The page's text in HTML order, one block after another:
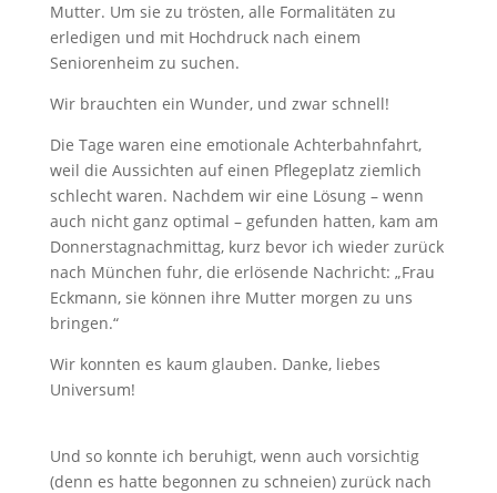
Mutter. Um sie zu trösten, alle Formalitäten zu
erledigen und mit Hochdruck nach einem
Seniorenheim zu suchen.
Wir brauchten ein Wunder, und zwar schnell!
Die Tage waren eine emotionale Achterbahnfahrt,
weil die Aussichten auf einen Pflegeplatz ziemlich
schlecht waren. Nachdem wir eine Lösung – wenn
auch nicht ganz optimal – gefunden hatten, kam am
Donnerstagnachmittag, kurz bevor ich wieder zurück
nach München fuhr, die erlösende Nachricht: „Frau
Eckmann, sie können ihre Mutter morgen zu uns
bringen.“
Wir konnten es kaum glauben. Danke, liebes
Universum!
Und so konnte ich beruhigt, wenn auch vorsichtig
(denn es hatte begonnen zu schneien) zurück nach